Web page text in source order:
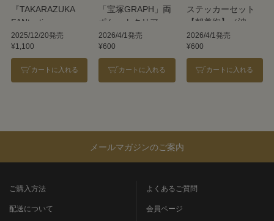
『TAKARAZUKA
FANtastic
Christmas in
UMEDA』クリアポ
スター by LESLIE
KEE／暁千星
2025/12/20発売
¥1,100
カートに入れる
「宝塚GRAPH」両
ポケットクリアフ
ァイル2026／暁千
星
2026/4/1発売
¥600
カートに入れる
ステッカーセット
【朝美絢】／波瀾
爆笑!? 我が人生Ⅳ
2026/4/1発売
¥600
カートに入れる
メールマガジンのご案内
ご購入方法
配送について
よくあるご質問
会員ページ